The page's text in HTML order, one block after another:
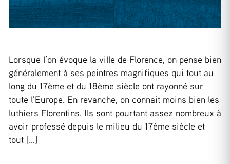
Lorsque l’on évoque la ville de Florence, on pense bien
généralement à ses peintres magnifiques qui tout au
long du 17ème et du 18ème siècle ont rayonné sur
toute l’Europe. En revanche, on connait moins bien les
luthiers Florentins. Ils sont pourtant assez nombreux à
avoir professé depuis le milieu du 17ème siècle et
tout […]